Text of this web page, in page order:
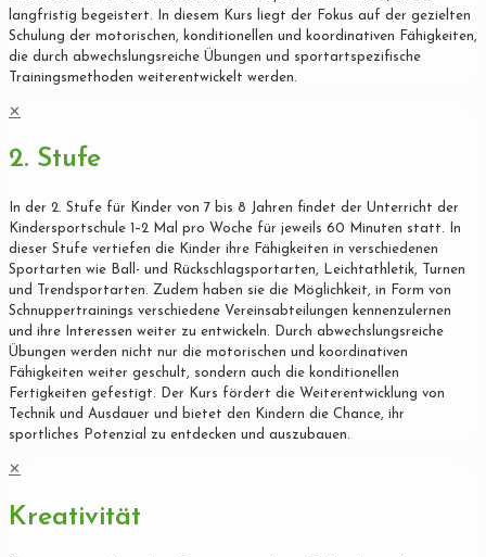
langfristig begeistert. In diesem Kurs liegt der Fokus auf der gezielten
Schulung der motorischen, konditionellen und koordinativen Fähigkeiten,
die durch abwechslungsreiche Übungen und sportartspezifische
Trainingsmethoden weiterentwickelt werden.
✕
2. Stufe
In der 2. Stufe für Kinder von 7 bis 8 Jahren findet der Unterricht der
Kindersportschule 1–2 Mal pro Woche für jeweils 60 Minuten statt. In
dieser Stufe vertiefen die Kinder ihre Fähigkeiten in verschiedenen
Sportarten wie Ball- und Rückschlagsportarten, Leichtathletik, Turnen
und Trendsportarten. Zudem haben sie die Möglichkeit, in Form von
Schnuppertrainings verschiedene Vereinsabteilungen kennenzulernen
und ihre Interessen weiter zu entwickeln. Durch abwechslungsreiche
Übungen werden nicht nur die motorischen und koordinativen
Fähigkeiten weiter geschult, sondern auch die konditionellen
Fertigkeiten gefestigt. Der Kurs fördert die Weiterentwicklung von
Technik und Ausdauer und bietet den Kindern die Chance, ihr
sportliches Potenzial zu entdecken und auszubauen.
✕
Kreativität